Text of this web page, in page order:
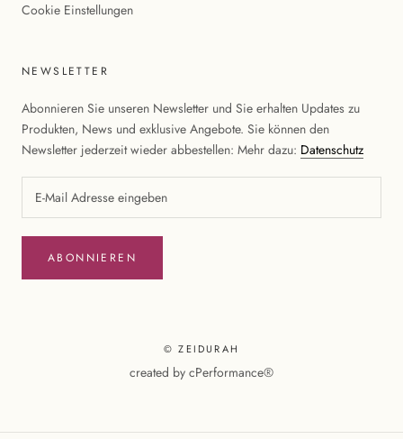
Cookie Einstellungen
NEWSLETTER
Abonnieren Sie unseren Newsletter und Sie erhalten Updates zu
Produkten, News und exklusive Angebote. Sie können den
Newsletter jederzeit wieder abbestellen: Mehr dazu: Datenschutz
ABONNIEREN
© ZEIDURAH
created by cPerformance®